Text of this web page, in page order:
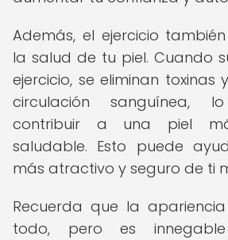
Además, el ejercicio
la salud de tu piel. Cuando
ejercicio, se eliminan toxinas
circulación sanguínea,
contribuir a una piel
saludable. Esto puede
más atractivo y seguro de ti
Recuerda que la
todo, pero es